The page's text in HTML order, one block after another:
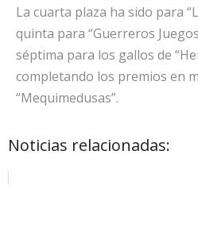
La cuarta plaza ha sido para
quinta para “Guerreros
séptima para los gallos de
completando los premios en
“Mequimedusas”.
Noticias relacionadas: